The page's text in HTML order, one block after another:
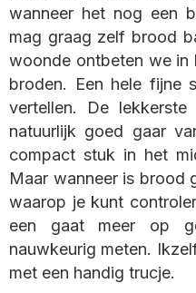
wanneer het nog een
mag graag zelf brood
woonde ontbeten we in
broden. Een hele fijne
vertellen. De
natuurlijk goed gaar
compact stuk in het
Maar wanneer is brood
waarop je kunt
een gaat meer op
nauwkeurig meten.
met een handig trucje.